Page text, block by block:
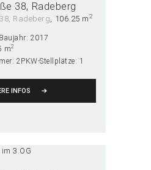
38 Radeberg
Radeberg 106.25 m2
Baujahr: 2017
m2
2 PKW-Stellplätze: 1
INFOS